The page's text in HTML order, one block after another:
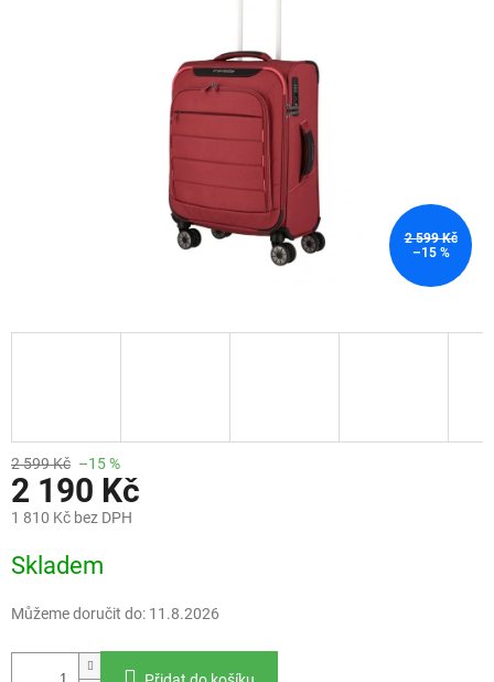
2 599 Kč
–15 %
2 599 Kč –15 %
2 190 Kč
1 810 Kč bez DPH
cena:
Skladem
Můžeme doručit do: 11.8.2026